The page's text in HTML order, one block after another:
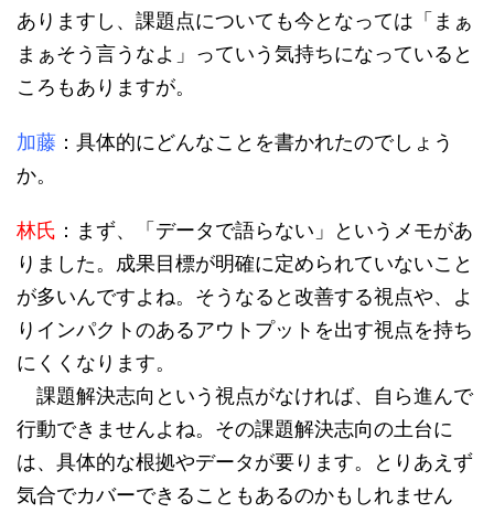
ありますし、課題点についても今となっては「まぁ
まぁそう言うなよ」っていう気持ちになっていると
ころもありますが。
加藤 ：具体的にどんなことを書かれたのでしょう
か。
林氏 ：まず、「データで語らない」というメモがあ
りました。成果目標が明確に定められていないこと
が多いんですよね。そうなると改善する視点や、よ
りインパクトのあるアウトプットを出す視点を持ち
にくくなります。
課題解決志向という視点がなければ、自ら進んで
行動できませんよね。その課題解決志向の土台に
は、具体的な根拠やデータが要ります。とりあえず
気合でカバーできることもあるのかもしれません